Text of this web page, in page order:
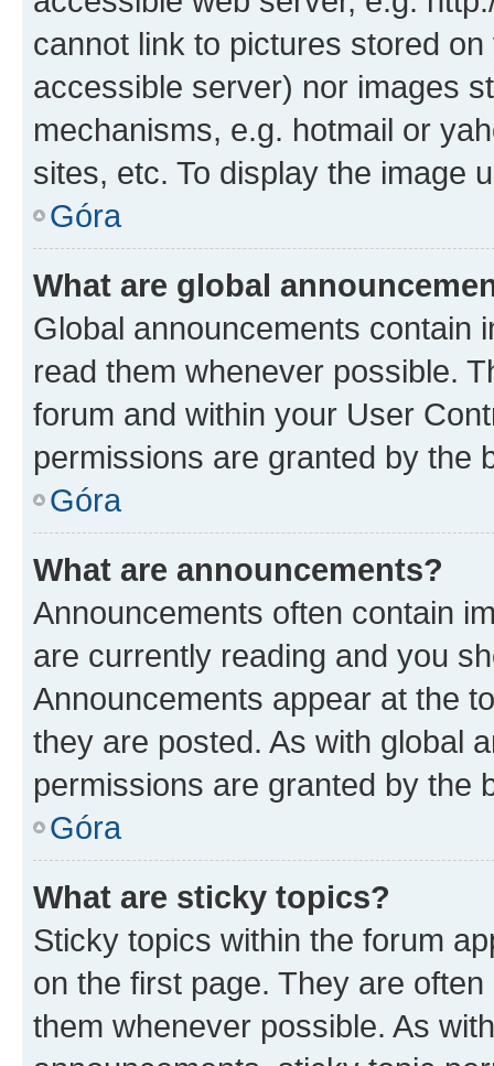
cannot link to pictures stored
accessible server) nor images
mechanisms, e.g. hotmail or
sites, etc. To display the image
Góra
What are global
Global announcements contain
read them whenever possible.
forum and within your User
permissions are granted by the
Góra
What are announcements?
Announcements often contain
are currently reading and you
Announcements appear at the
they are posted. As with global
permissions are granted by the
Góra
What are sticky topics?
Sticky topics within the forum
on the first page. They are
them whenever possible. As